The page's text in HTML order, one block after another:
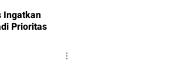
Ingatkan
Prioritas